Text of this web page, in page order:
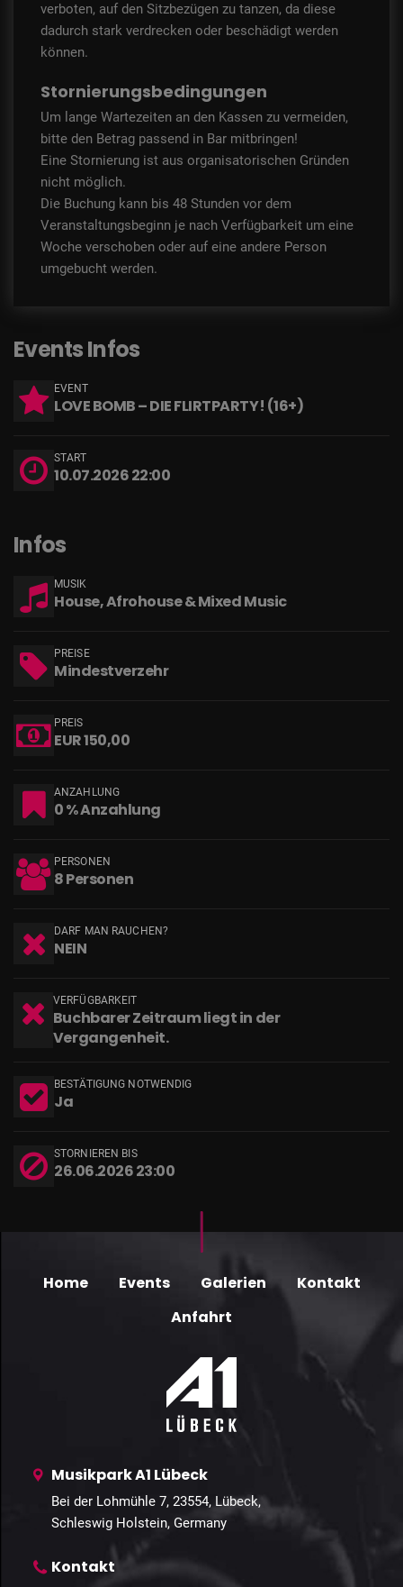
verboten, auf den Sitzbezügen zu tanzen, da diese
dadurch stark verdrecken oder beschädigt werden
können.
Stornierungsbedingungen
Um lange Wartezeiten an den Kassen zu vermeiden,
bitte den Betrag passend in Bar mitbringen!
Eine Stornierung ist aus organisatorischen Gründen
nicht möglich.
Die Buchung kann bis 48 Stunden vor dem
Veranstaltungsbeginn je nach Verfügbarkeit um eine
Woche verschoben oder auf eine andere Person
umgebucht werden.
Events Infos
EVENT
LOVE BOMB – DIE FLIRTPARTY! (16+)
START
10.07.2026 22:00
Infos
MUSIK
House, Afrohouse & Mixed Music
PREISE
Mindestverzehr
PREIS
EUR 150,00
ANZAHLUNG
0 % Anzahlung
PERSONEN
8 Personen
DARF MAN RAUCHEN?
NEIN
VERFÜGBARKEIT
Buchbarer Zeitraum liegt in der
Vergangenheit.
BESTÄTIGUNG NOTWENDIG
Ja
STORNIEREN BIS
26.06.2026 23:00
Home Events Galerien
Kontakt
Anfahrt
Musikpark A1 Lübeck
Bei der Lohmühle 7, 23554, Lübeck,
Schleswig Holstein, Germany
Kontakt